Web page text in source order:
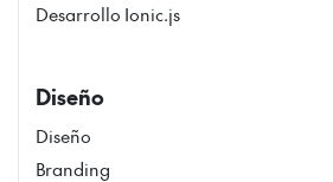
Desarrollo Ionic.js
Diseño
Diseño
Branding